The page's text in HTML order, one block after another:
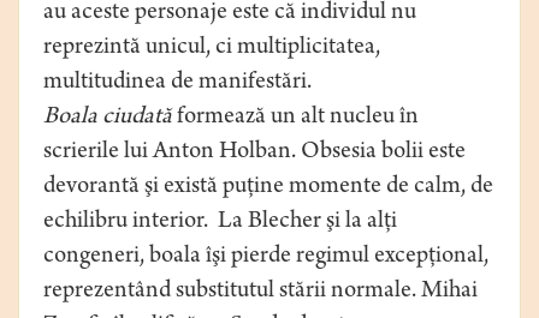
au aceste personaje este că individul nu
reprezintă unicul, ci multiplicitatea,
multitudinea de manifestări.
Boala ciudatăformează un alt nucleu în
scrierile lui Anton Holban. Obsesia bolii este
devorantă şi există puţine momente de calm, de
echilibru interior. La Blecher şi la alţi
congeneri, boala îşi pierde regimul excepţional,
reprezentând substitutul stării normale. Mihai